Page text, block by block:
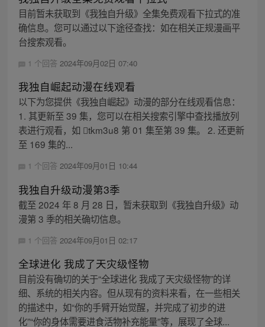
目前暂未获取到《我独自升级》全集免费观看下拉式的准
确信息。您可以通过以下途径查找：如在相关正规漫画平
台搜索观看。
1 个回答 2024年09月02日 07:40
我独自崛起动漫在线观看
以下为您提供《我独自崛起》动漫的部分在线观看信息：
1. 其更新至 39 集，您可以在相关搜索引擎中查找播放列
表进行观看，如 tkm3u8 第 01 集至第 39 集。 2. 还更新
至 169 集的...
1 个回答 2024年09月01日 10:44
我独自升级动漫第3季
截至 2024 年 8 月 28 日，暂未获取到《我独自升级》动
漫第 3 季的相关确切信息。
1 个回答 2024年09月01日 02:17
全球进化 我成了天灾级怪物
目前没有确切的关于“全球进化 我成了天灾级怪物”的详
细、系统的相关内容。但从现有的资料来看，在一些相关
的描述中，如“你的手臂开始觉醒，并完成了初步的进
化”“你的身体需要进食活物补充能量”等，展现了全球...